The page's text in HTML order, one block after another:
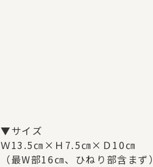
▼サイズ
Ｗ13.5㎝×Ｈ7.5㎝×Ｄ10㎝
（最W部16㎝、ひねり部含まず）